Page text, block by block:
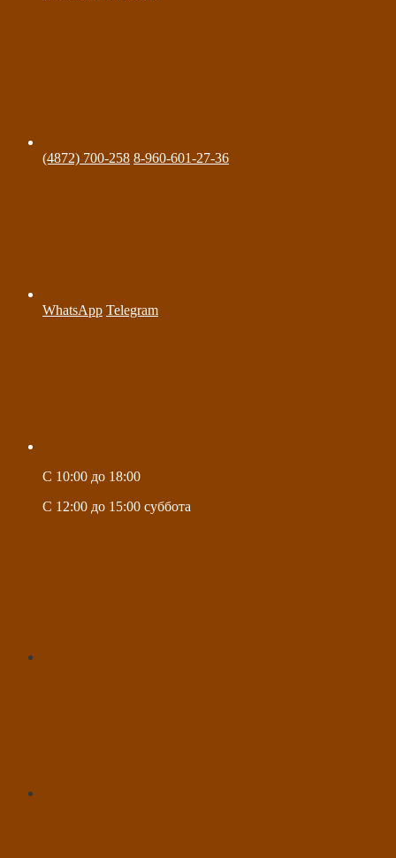
(4872) 700-258 8-960-601-27-36
WhatsApp Telegram
C 10:00 до 18:00
C 12:00 до 15:00 суббота